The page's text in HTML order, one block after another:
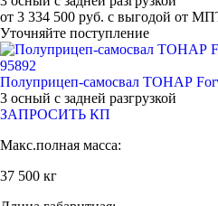
от 3 334 500 руб. с выгодой от
Уточняйте поступление
Полуприцеп-самосвал ТОНАР
3 осный с задней разгрузкой
ЗАПРОСИТЬ КП
Макс.полная масса:
37 500 кг